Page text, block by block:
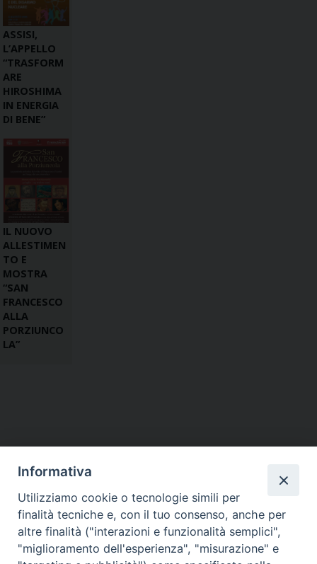
ASSISI,
L’APPELLO
“TRASFORM
ARE
HIROSHIMA
IN ENERGIA
DI BENE”
IL NUOVO
ALLESTIMEN
TO E
MOSTRA
“SAN
FRANCESCO
ALLA
PORZIUNCO
LA”
Informativa
Utilizziamo cookie o tecnologie simili per
finalità tecniche e, con il tuo consenso, anche per
altre finalità ("interazioni e funzionalità semplici",
"miglioramento dell'esperienza", "misurazione" e